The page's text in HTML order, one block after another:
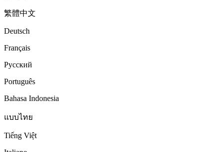
繁體中文
Deutsch
Français
Русский
Português
Bahasa Indonesia
แบบไทย
Tiếng Việt